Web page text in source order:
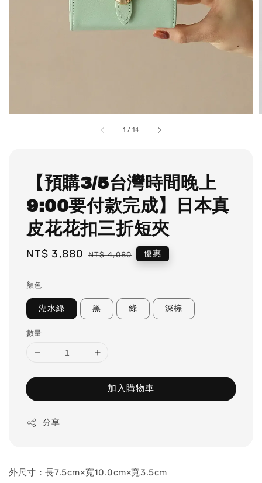
1 /14
【預購3/5台灣時間晚上
9:00要付款完成】日本真
皮花花扣三折短夾
Sale
NT$ 3,880 Regular
NT$ 4,080 優惠
顏色
湖水綠 黑 綠 深棕
數量
加入購物車
分享
外尺寸：長7.5cm×寬10.0cm×寬3.5cm